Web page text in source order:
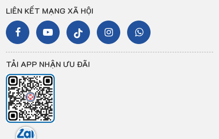
LIÊN KẾT MẠNG XÃ HỘI
TẢI APP NHẬN ƯU ĐÃI